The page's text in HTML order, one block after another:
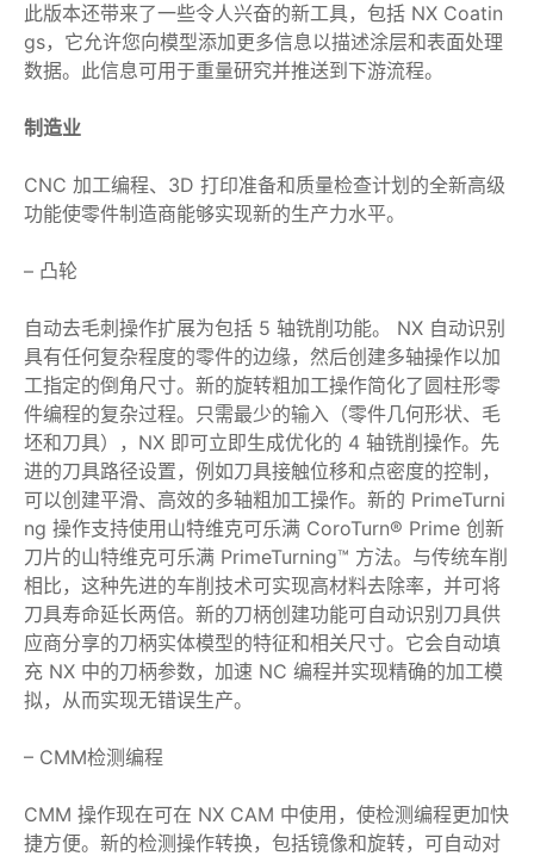
此版本还带来了一些令人兴奋的新工具，包括 NX Coatin
gs，它允许您向模型添加更多信息以描述涂层和表面处理
数据。此信息可用于重量研究并推送到下游流程。
制造业
CNC 加工编程、3D 打印准备和质量检查计划的全新高级
功能使零件制造商能够实现新的生产力水平。
– 凸轮
自动去毛刺操作扩展为包括 5 轴铣削功能。 NX 自动识别
具有任何复杂程度的零件的边缘，然后创建多轴操作以加
工指定的倒角尺寸。新的旋转粗加工操作简化了圆柱形零
件编程的复杂过程。只需最少的输入（零件几何形状、毛
坯和刀具），NX 即可立即生成优化的 4 轴铣削操作。先
进的刀具路径设置，例如刀具接触位移和点密度的控制，
可以创建平滑、高效的多轴粗加工操作。新的 PrimeTurni
ng 操作支持使用山特维克可乐满 CoroTurn® Prime 创新
刀片的山特维克可乐满 PrimeTurning™ 方法。与传统车削
相比，这种先进的车削技术可实现高材料去除率，并可将
刀具寿命延长两倍。新的刀柄创建功能可自动识别刀具供
应商分享的刀柄实体模型的特征和相关尺寸。它会自动填
充 NX 中的刀柄参数，加速 NC 编程并实现精确的加工模
拟，从而实现无错误生产。
– CMM检测编程
CMM 操作现在可在 NX CAM 中使用，使检测编程更加快
捷方便。新的检测操作转换，包括镜像和旋转，可自动对